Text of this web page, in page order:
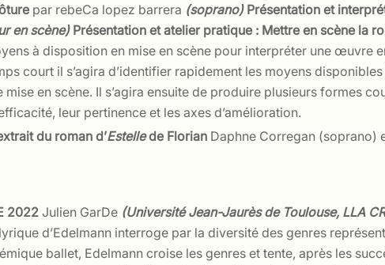
par rebeCa lopez barrera (soprano) Présentation et
en scène) Présentation et atelier pratique : Mettre en scène la
à disposition en mise en scène pour interpréter une œuvre
court il s’agira d’identifier rapidement les moyens
mise en scène. Il s’agira ensuite de produire plusieurs formes
leur pertinence et les axes d’amélioration.
du roman d’Estellede Florian Daphne Corregan (soprano)
2022 Julien GarDe (Université Jean-Jaurès de Toulouse, LLA
d’Edelmann interroge par la diversité des genres
ballet, Edelmann croise les genres et tente, après les